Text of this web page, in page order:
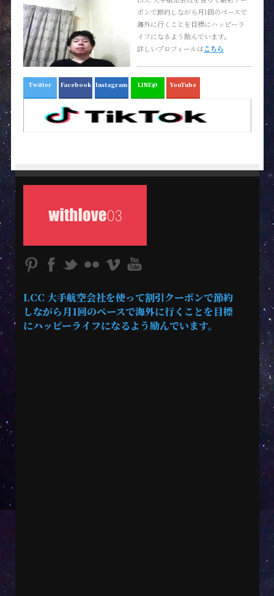
ポンで節約しながら月1回のペースで
海外に行くことを目標にハッピーラ
イフになるよう励んでいます。
詳しいプロフィールはこちら
Twitter Facebook Instagram LINE@ YouTube
LCC 大手航空会社を使って割引クーポンで節約
しながら月1回のペースで海外に行くことを目標
にハッピーライフになるよう励んでいます。